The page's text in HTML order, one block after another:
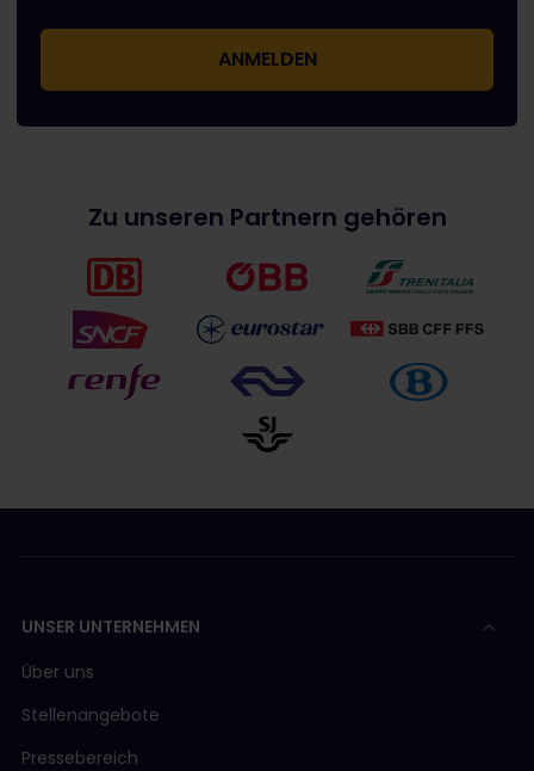
Zu unseren Partnern gehören
UNSER UNTERNEHMEN
Über uns
Stellenangebote
Pressebereich